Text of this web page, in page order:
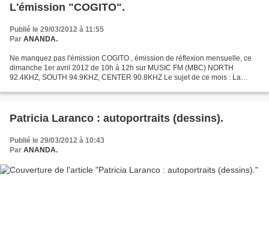
L'émission "COGITO".
Publié le 29/03/2012 à 11:55
Par ANANDA.
Ne manquez pas l'émission COGITO , émission de réflexion mensuelle, ce
dimanche 1er avril 2012 de 10h à 12h sur MUSIC FM (MBC) NORTH
92.4KHZ, SOUTH 94.9KHZ, CENTER 90.8KHZ Le sujet de ce mois : La
Patricia Laranco : autoportraits (dessins).
Publié le 29/03/2012 à 10:43
Par ANANDA.